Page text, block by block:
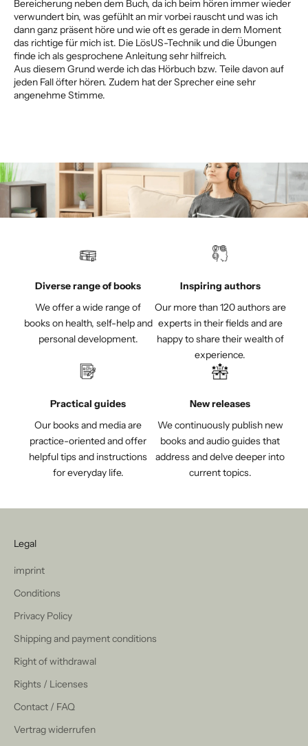
Bereicherung neben dem Buch, da ich beim hören immer wieder
verwundert bin, was gefühlt an mir vorbei rauscht und was ich
dann ganz präsent höre und wie oft es gerade in dem Moment
das richtige für mich ist. Die LösUS-Technik und die Übungen
finde ich als gesprochene Anleitung sehr hilfreich.
Aus diesem Grund werde ich das Hörbuch bzw. Teile davon auf
jeden Fall öfter hören. Zudem hat der Sprecher eine sehr
angenehme Stimme.
Diverse range of books
We offer a wide range of
books on health, self-help and
personal development.
Inspiring authors
Our more than 120 authors are
experts in their fields and are
happy to share their wealth of
experience.
Practical guides
Our books and media are
practice-oriented and offer
helpful tips and instructions
for everyday life.
New releases
We continuously publish new
books and audio guides that
address and delve deeper into
current topics.
Legal
imprint
Conditions
Privacy Policy
Shipping and payment conditions
Right of withdrawal
Rights / Licenses
Contact / FAQ
Vertrag widerrufen